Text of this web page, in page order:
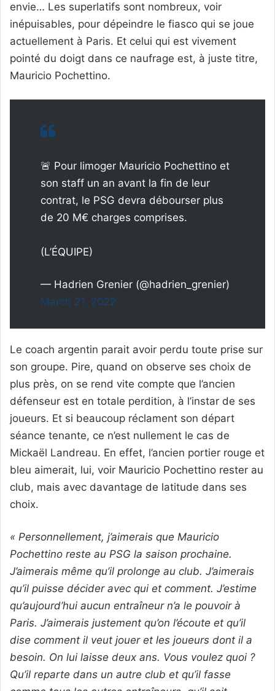
envie… Les superlatifs sont nombreux, voir
inépuisables, pour dépeindre le fiasco qui se joue
actuellement à Paris. Et celui qui est vivement
pointé du doigt dans ce naufrage est, à juste titre,
Mauricio Pochettino.
🚨 Pour limoger Mauricio Pochettino et
son staff un an avant la fin de leur
contrat, le PSG devra débourser plus
de 20 M€ charges comprises.
(L’ÉQUIPE)
— Hadrien Grenier (@hadrien_grenier)
March 21, 2022
Le coach argentin parait avoir perdu toute prise sur
son groupe. Pire, quand on observe ses choix de
plus près, on se rend vite compte que l’ancien
défenseur est en totale perdition, à l’instar de ses
joueurs. Et si beaucoup réclament son départ
séance tenante, ce n’est nullement le cas de
Mickaël Landreau. En effet, l’ancien portier rouge et
bleu aimerait, lui, voir Mauricio Pochettino rester au
club, mais avec davantage de latitude dans ses
choix.
« Personnellement, j’aimerais que Mauricio
Pochettino reste au PSG la saison prochaine.
J’aimerais même qu’il prolonge au club. J’aimerais
qu’il puisse décider avec qui et comment. J’estime
qu’aujourd’hui aucun entraîneur n’a le pouvoir à
Paris. J’aimerais justement qu’on l’écoute et qu’il
dise comment il veut jouer et les joueurs dont il a
besoin. On lui laisse deux ans. Vous voulez quoi ?
Qu’il reparte dans un autre club et qu’il fasse